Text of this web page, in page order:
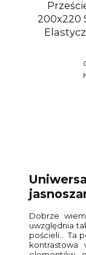
200x220
Dobrze
uwzględnia
pościeli… Ta